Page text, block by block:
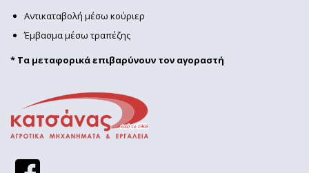
Αντικαταβολή μέσω κούριερ
Έμβασμα μέσω τραπέζης
* Τα μεταφορικά επιβαρύνουν τον αγοραστή